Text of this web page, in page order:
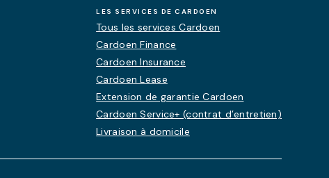
LES SERVICES DE CARDOEN
Tous les services Cardoen
Cardoen Finance
Cardoen Insurance
Cardoen Lease
Extension de garantie Cardoen
Cardoen Service+ (contrat d’entretien)
Livraison à domicile